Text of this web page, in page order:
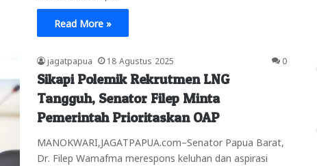
Read More »
jagatpapua 18 Agustus 2025 0
Sikapi Polemik Rekrutmen LNG
Tangguh, Senator Filep Minta
Pemerintah Prioritaskan OAP
MANOKWARI,JAGATPAPUA.com–Senator Papua Barat,
Dr. Filep Wamafma merespons keluhan dan aspirasi